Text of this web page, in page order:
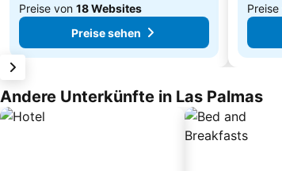
Preise von 18 Websites
Preise sehen
Andere Unterkünfte in Las Palmas